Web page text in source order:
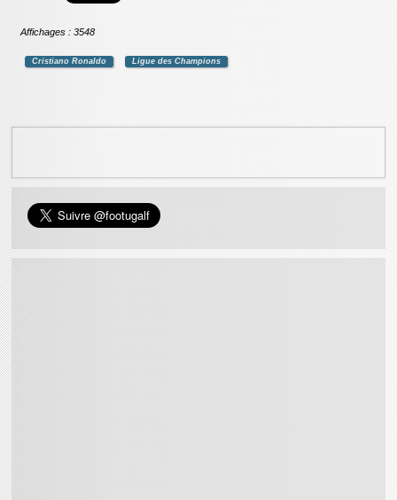
Affichages : 3548
Cristiano Ronaldo Ligue des Champions